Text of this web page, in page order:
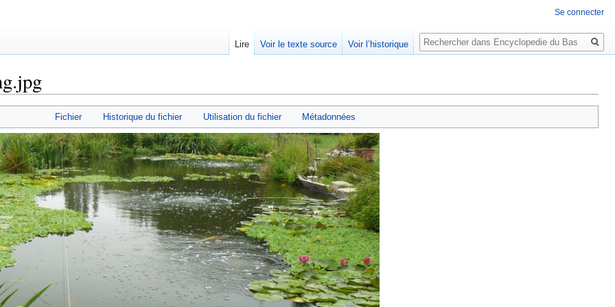
Fichier Historique du fichier Utilisation du fichier Métadonnées
Se connecter
Lire Voir le texte source Voir l’historique
Rechercher